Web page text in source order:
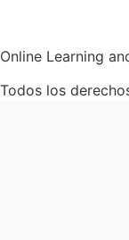
Online Learning
Todos los